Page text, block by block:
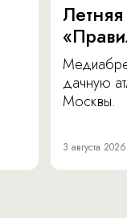
дачную
Москвы.
3 августа 2026